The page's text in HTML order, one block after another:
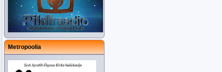
Metropoolia